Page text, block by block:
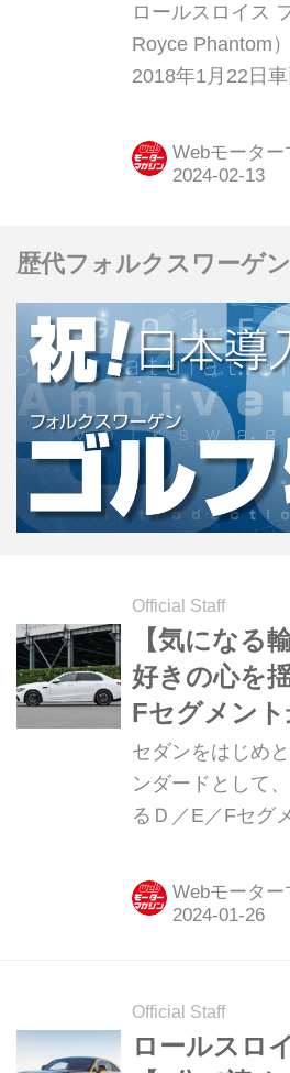
ロールスロイス
Royce Phantom
2018年1月22日
Webモータ
歴代フォルクスワーゲ
Official Staff
【気になる
好きの心を
Fセグメント
2024「セダ
までも」
セダンをはじめ
ンダードとして
るＤ／E／Fセグ
が誕生し続けて
に、それぞれの
Webモータ
Official Staff
ロールスロ